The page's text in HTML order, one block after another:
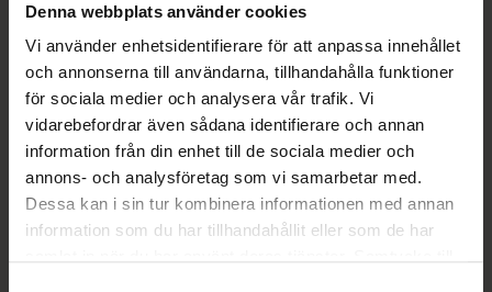
Denna webbplats använder cookies
Vi använder enhetsidentifierare för att anpassa innehållet
och annonserna till användarna, tillhandahålla funktioner
för sociala medier och analysera vår trafik. Vi
vidarebefordrar även sådana identifierare och annan
information från din enhet till de sociala medier och
annons- och analysföretag som vi samarbetar med.
Dessa kan i sin tur kombinera informationen med annan
information som du har tillhandahållit eller som de har
yttre påfrestningar orsakade av solen. Den
återfuktande konsistensen gör att huden
känns mjuk. De naturliga pigmenten smälter in
i hudtonen och ger en solkysst lyster utan att
kännas fet och klibbig eller färga av sig.
Texturen är ultralätt, icke-komedogen och
passar alla hudtyper. Den har en
semesterinspirerad doft med toner av kokos,
tiareblomma och vanilj.
EAN:03264680045257